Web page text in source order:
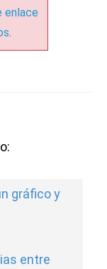
enlace
.
gráfico y
entre